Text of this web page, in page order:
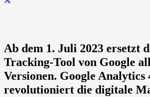
Ab dem 1. Juli 2023 ersetzt
Tracking-Tool von Google
Versionen. Google Analytics
revolutioniert die digitale